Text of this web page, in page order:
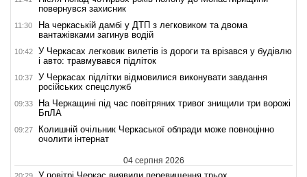
повернувся захисник
11:30
На черкаській дамбі у ДТП з легковиком та двома
вантажівками загинув водій
10:42
У Черкасах легковик вилетів із дороги та врізався у будівлю
і авто: травмувався підліток
10:37
У Черкасах підлітки відмовилися виконувати завдання
російських спецслужб
09:33
На Черкащині під час повітряних тривог знищили три ворожі
БпЛА
09:27
Колишній очільник Черкаської облради може повноцінно
очолити інтернат
04 серпня 2026
20:29